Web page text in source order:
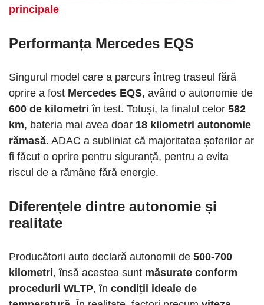
principale
Performanța Mercedes EQS
Singurul model care a parcurs întreg traseul fără
oprire a fost Mercedes EQS, având o autonomie de
600 de kilometri în test. Totuși, la finalul celor 582
km, bateria mai avea doar 18 kilometri autonomie
rămasă. ADAC a subliniat că majoritatea șoferilor ar
fi făcut o oprire pentru siguranță, pentru a evita
riscul de a rămâne fără energie.
Diferențele dintre autonomie și
realitate
Producătorii auto declară autonomii de 500-700
kilometri, însă acestea sunt măsurate conform
procedurii WLTP, în condiții ideale de